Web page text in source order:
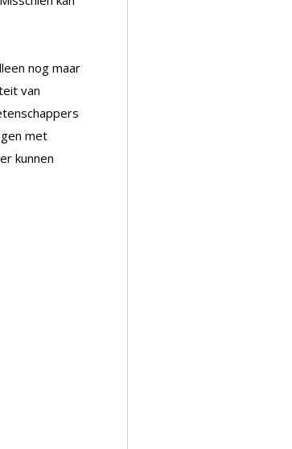
nog maar
van
met
kunnen